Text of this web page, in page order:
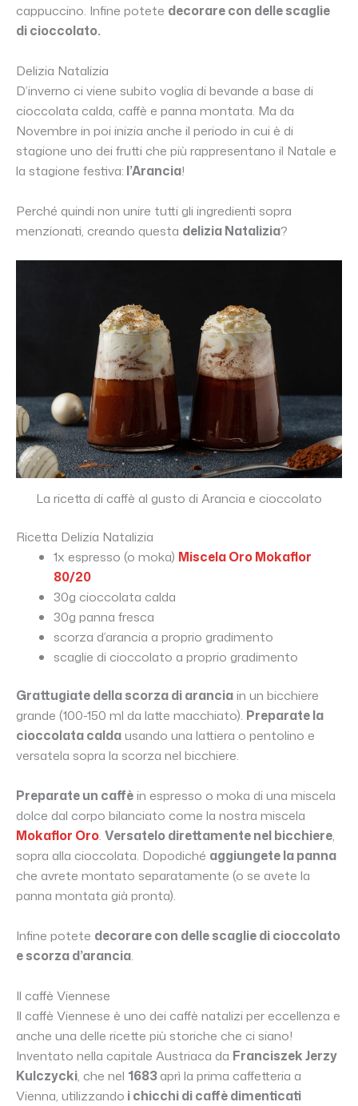
cappuccino. Infine potete decorare con delle scaglie
di cioccolato.
Delizia Natalizia
D’inverno ci viene subito voglia di bevande a base di
cioccolata calda, caffè e panna montata. Ma da
Novembre in poi inizia anche il periodo in cui è di
stagione uno dei frutti che più rappresentano il Natale e
la stagione festiva: l’Arancia!
Perché quindi non unire tutti gli ingredienti sopra
menzionati, creando questa delizia Natalizia?
La ricetta di caffè al gusto di Arancia e cioccolato
Ricetta Delizia Natalizia
1x espresso (o moka) Miscela Oro Mokaflor
80/20
30g cioccolata calda
30g panna fresca
scorza d’arancia a proprio gradimento
scaglie di cioccolato a proprio gradimento
Grattugiate della scorza di aranciain un bicchiere
grande (100-150 ml da latte macchiato). Preparate la
cioccolata caldausando una lattiera o pentolino e
versatela sopra la scorza nel bicchiere.
Preparate un caffèin espresso o moka di una miscela
dolce dal corpo bilanciato come la nostra miscela
Mokaflor Oro. Versatelo direttamente nel bicchiere,
sopra alla cioccolata. Dopodiché aggiungete la panna
che avrete montato separatamente (o se avete la
panna montata già pronta).
Infine potete decorare con delle scaglie di cioccolato
e scorza d’arancia.
Il caffè Viennese
Il caffè Viennese è uno dei caffè natalizi per eccellenza e
anche una delle ricette più storiche che ci siano!
Inventato nella capitale Austriaca da Franciszek Jerzy
Kulczycki, che nel 1683aprì la prima caffetteria a
Vienna, utilizzando i chicchi di caffè dimenticati